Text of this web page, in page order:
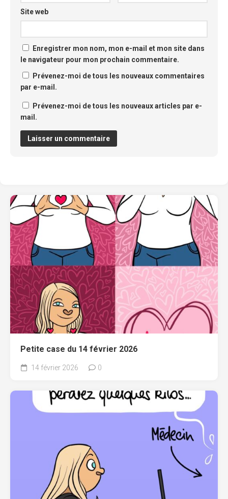
Site web
Enregistrer mon nom, mon e-mail et mon site dans
le navigateur pour mon prochain commentaire.
Prévenez-moi de tous les nouveaux commentaires
par e-mail.
Prévenez-moi de tous les nouveaux articles par e-
mail.
Petite case du 14 février 2026
14 février 2026 0